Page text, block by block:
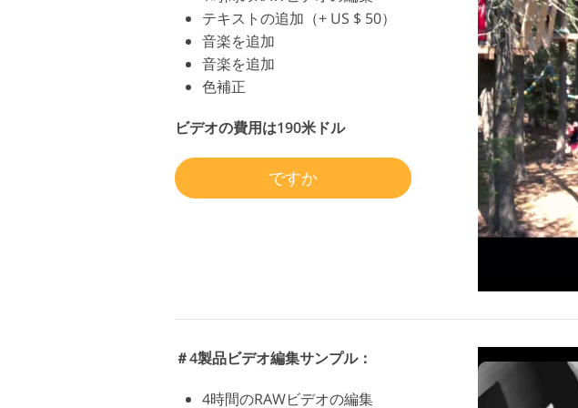
テキストの追加（+ US $ 50）
音楽を追加
音楽を追加
色補正
ビデオの費用は190米ドル
ですか
＃4製品ビデオ編集サンプル：
4時間のRAWビデオの編集